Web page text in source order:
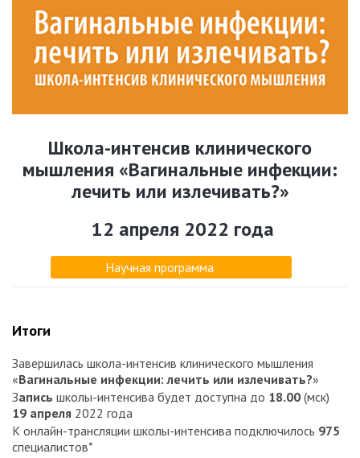
Школа-интенсив клинического
мышления «Вагинальные инфекции:
лечить или излечивать?»
12 апреля 2022 года
Научная программа
Итоги
Завершилась школа-интенсив клинического мышления
«Вагинальные инфекции: лечить или излечивать?»
Запись школы-интенсива будет доступна до 18.00 (мск)
19 апреля 2022 года
К онлайн-трансляции школы-интенсива подключилось 975
специалистов*